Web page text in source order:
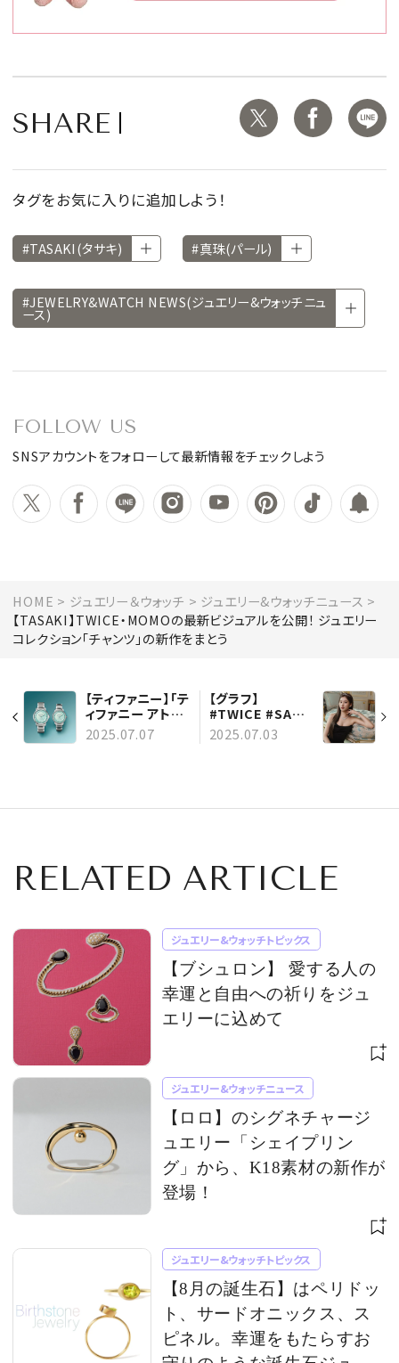
SHARE
タグをお気に入りに追加しよう！
#TASAKI(タサキ) #真珠(パール)
#JEWELRY&WATCH NEWS(ジュエリー&ウォッチニュ
ース)
FOLLOW US
SNSアカウントをフォローして最新情報をチェックしよう
HOME ジュエリー＆ウォッチ
ジュエリー&ウォッチニュース
【TASAKI】TWICE・MOMOの最新ビジュアルを公開！ ジュエリー
コレクション「チャンツ」の新作をまとう
【ティファニー】「テ
ィファニー アトラ
ス」から新作ウォッ
チが登場！ 新たな
2025.07.07
【グラフ】
#TWICE #SANA
を起用した新たな
ジュエリーキャン
ストーリーを展開
2025.07.03
RELATED ARTICLE
ジュエリー&ウォッチトピックス
【ブシュロン】 愛する人の
幸運と自由への祈りをジュ
エリーに込めて
ジュエリー&ウォッチニュース
【ロロ】のシグネチャージ
ュエリー「シェイプリン
グ」から、K18素材の新作が
登場！
ジュエリー&ウォッチトピックス
【8月の誕生石】はペリドッ
ト、サードオニックス、ス
ピネル。幸運をもたらすお